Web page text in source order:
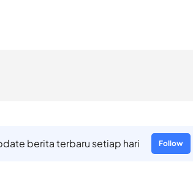
berita terbaru setiap hari Follow